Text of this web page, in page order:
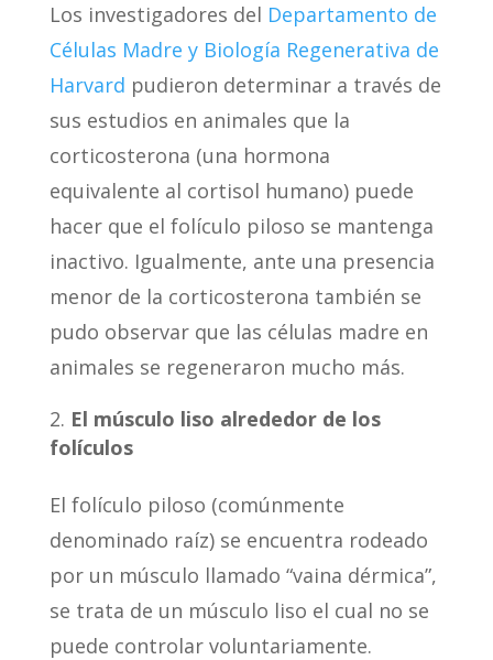
Los investigadores del Departamento de
Células Madre y Biología Regenerativa de
Harvard pudieron determinar a través de
sus estudios en animales que la
corticosterona (una hormona
equivalente al cortisol humano) puede
hacer que el folículo piloso se mantenga
inactivo. Igualmente, ante una presencia
menor de la corticosterona también se
pudo observar que las células madre en
animales se regeneraron mucho más.
El músculo liso alrededor de los
folículos
El folículo piloso (comúnmente
denominado raíz) se encuentra rodeado
por un músculo llamado “vaina dérmica”,
se trata de un músculo liso el cual no se
puede controlar voluntariamente.